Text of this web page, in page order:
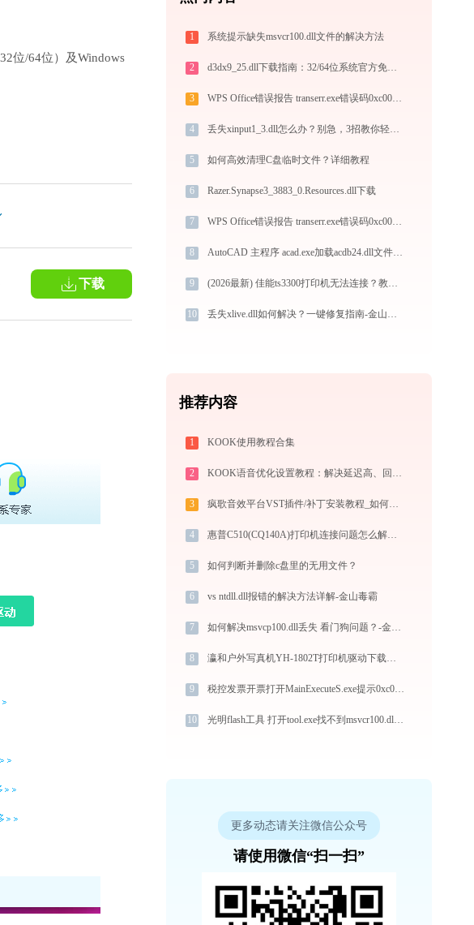
位/64位）及Windows
下载
1 系统提示缺失msvcr100.dll文件的解决方法
2 d3dx9_25.dll下载指南：32/64位系统官方免费下载与安装教程
3 WPS Office错误报告 transerr.exe错误码0xc000000d处理办法
4 丢失xinput1_3.dll怎么办？别急，3招教你轻松搞定
5 如何高效清理C盘临时文件？详细教程
6 Razer.Synapse3_3883_0.Resources.dll下载
7 WPS Office错误报告 transerr.exe错误码0xc000000d处理办法
8 AutoCAD 主程序 acad.exe加载acdb24.dll文件丢失处理办法
9 (2026最新) 佳能ts3300打印机无法连接？教你轻松解决方法 -金山毒霸
10 丢失xlive.dll如何解决？一键修复指南-金山毒霸
推荐内容
1 KOOK使用教程合集
2 KOOK语音优化设置教程：解决延迟高、回声、降噪失效问题
3 疯歌音效平台VST插件/补丁安装教程_如何加载插件效果包
4 惠普C510(CQ140A)打印机连接问题怎么解决？-金山毒霸
5 如何判断并删除c盘里的无用文件？
6 vs ntdll.dll报错的解决方法详解-金山毒霸
7 如何解决msvcp100.dll丢失 看门狗问题？-金山毒霸
8 瀛和户外写真机YH-1802T打印机驱动下载与安装教程：新手也能轻松搞定
9 税控发票开票打开MainExecuteS.exe提示0xc000000d错误码怎么办
10 光明flash工具 打开tool.exe找不到msvcr100.dll怎么办
更多动态请关注微信公众号
请使用微信“扫一扫”